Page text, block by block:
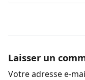
Laisser un
Votre adresse e-